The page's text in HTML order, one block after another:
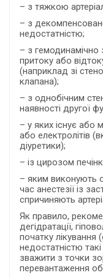
– з тяжкою
– з
недостатністю;
– з
притоку або
(наприклад зі
клапана);
– з однобічним
наявності другої
– у яких існує або
або електролітів
діуретики);
– із цирозом
– яким виконують
час анестезії із
спричиняють
Як правило,
дегідратації,
початку лікування
недостатністю
зважити з точки
перевантаження